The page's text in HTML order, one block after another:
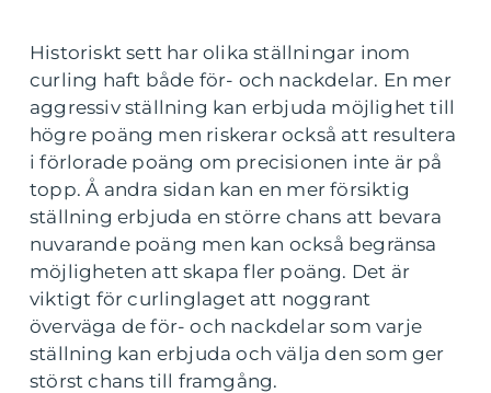
Historiskt sett har olika ställningar inom
curling haft både för- och nackdelar. En mer
aggressiv ställning kan erbjuda möjlighet till
högre poäng men riskerar också att resultera
i förlorade poäng om precisionen inte är på
topp. Å andra sidan kan en mer försiktig
ställning erbjuda en större chans att bevara
nuvarande poäng men kan också begränsa
möjligheten att skapa fler poäng. Det är
viktigt för curlinglaget att noggrant
överväga de för- och nackdelar som varje
ställning kan erbjuda och välja den som ger
störst chans till framgång.